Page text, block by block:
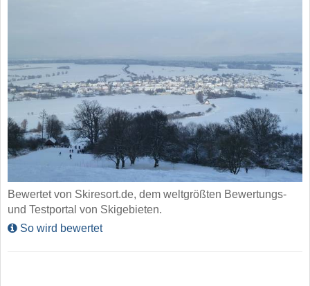
Bewertet von Skiresort.de, dem weltgrößten Bewertungs-
und Testportal von Skigebieten.
So wird bewertet